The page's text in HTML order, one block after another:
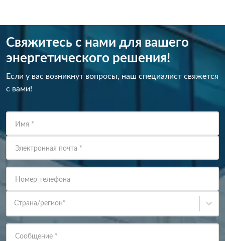
Свяжитесь с нами для вашего
энергетического решения!
Если у вас возникнут вопросы, наш специалист свяжется
с вами!
Имя *
Электронная почта *
Номер телефона
Страна/регион*
Сообщение *